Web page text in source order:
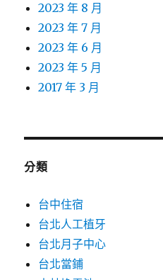
2023 年 8 月
2023 年 7 月
2023 年 6 月
2023 年 5 月
2017 年 3 月
分類
台中住宿
台北人工植牙
台北月子中心
台北當鋪